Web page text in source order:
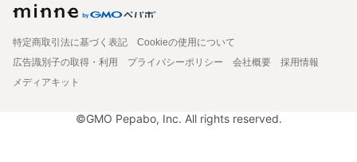
特定商取引法に基づく表記
Cookieの使用について
広告識別子の取得・利用
プライバシーポリシー 会社概要
採用情報
メディアキット
©GMO Pepabo, Inc. All rights reserved.